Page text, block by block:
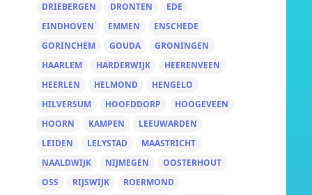
DRIEBERGEN
DRONTEN
EDE
EINDHOVEN
EMMEN
ENSCHEDE
GORINCHEM
GOUDA
GRONINGEN
HAARLEM
HARDERWIJK
HEERENVEEN
HEERLEN
HELMOND
HENGELO
HILVERSUM
HOOFDDORP
HOOGEVEEN
HOORN
KAMPEN
LEEUWARDEN
LEIDEN
LELYSTAD
MAASTRICHT
NAALDWIJK
NIJMEGEN
OOSTERHOUT
OSS
RIJSWIJK
ROERMOND